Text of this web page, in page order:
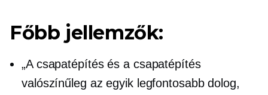
Főbb jellemzők:
„A csapatépítés és a csapatépítés
valószínűleg az egyik legfontosabb dolog,